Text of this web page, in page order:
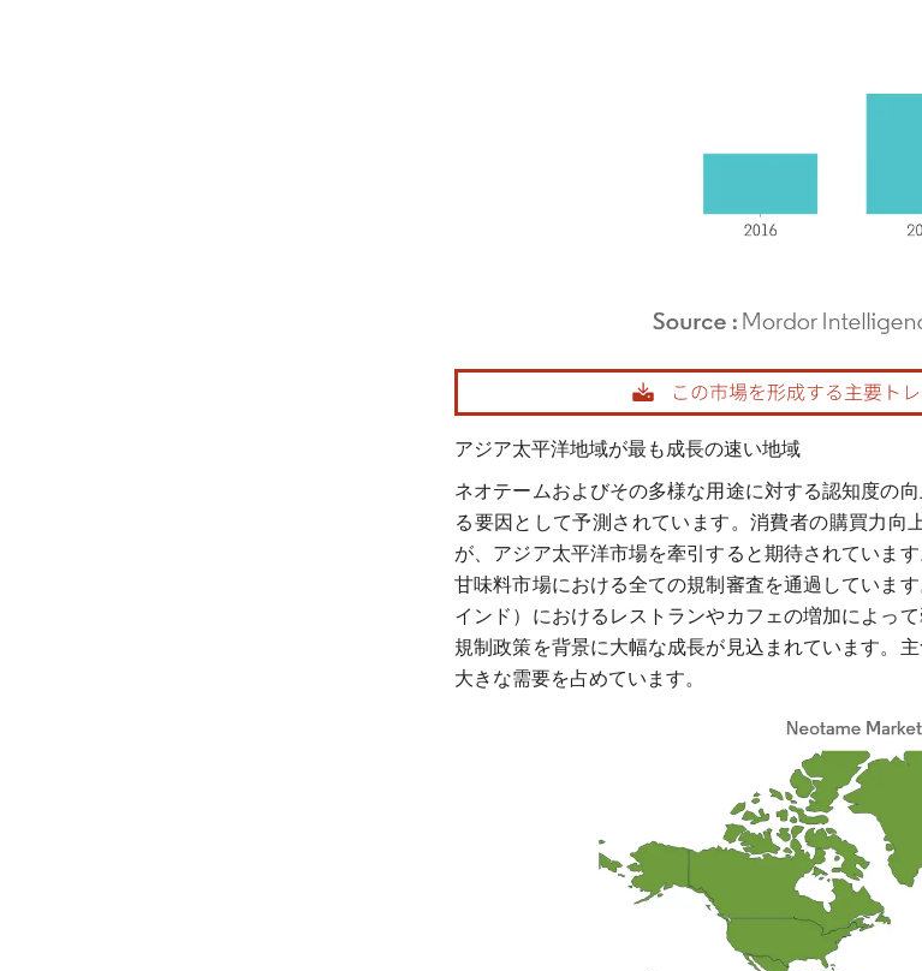
画像 © Mordor Intelligence。再利用にはCC BY 4.0の表示が必要です。
アジア太平洋地域が最も成長の速い地域
ネオテームおよびその多様な用途に対する認知度の
る要因として予測されています。消費者の購買力
が、アジア太平洋市場を牽引すると期待されていま
甘味料市場における全ての規制審査を通過していま
インド）におけるレストランやカフェの増加によっ
規制政策を背景に大幅な成長が見込まれています。
大きな需要を占めています。